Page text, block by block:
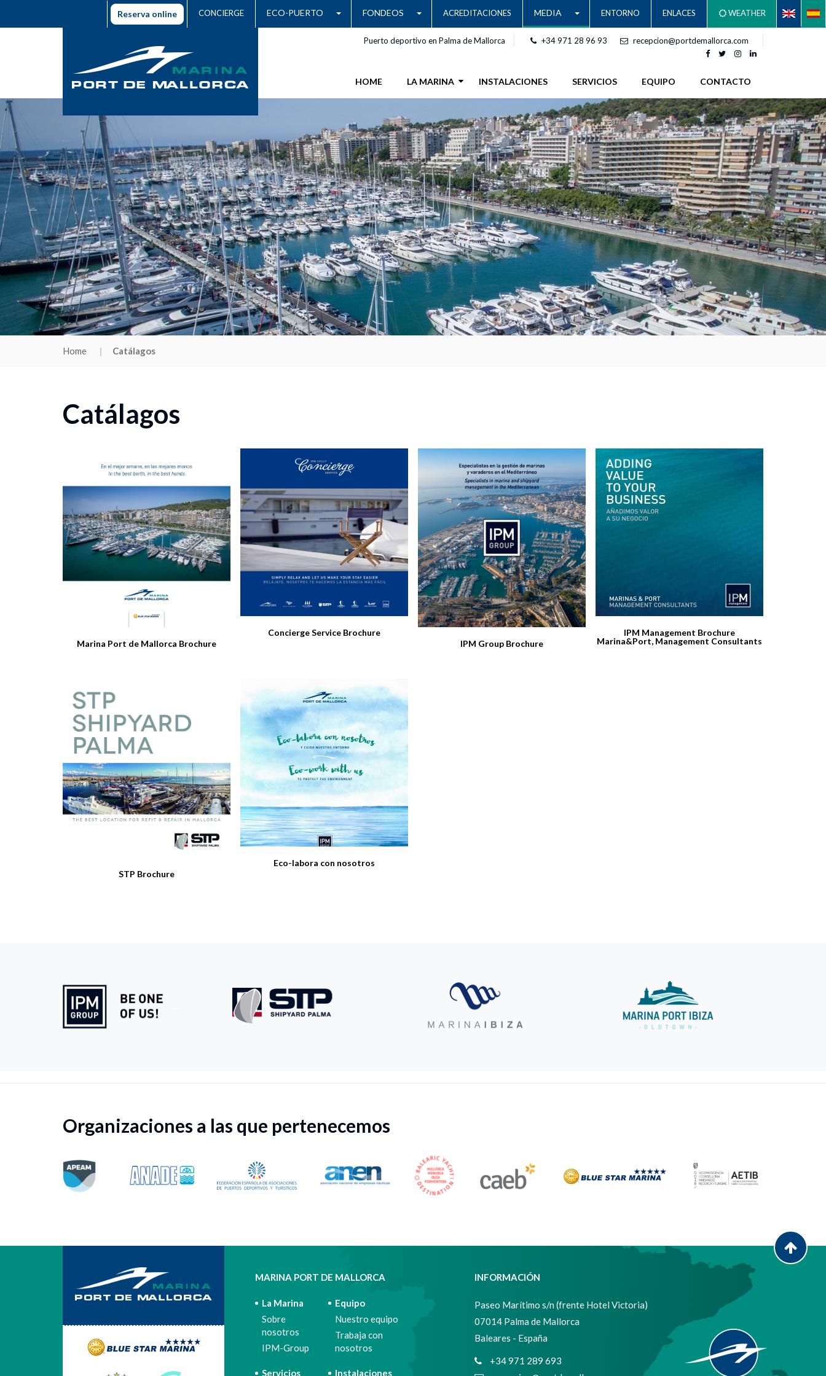
Reserva online CONCIERGE ECO-PUERTO FONDEOS ACREDITACIONES MEDIA ENTORNO ENLACES WEATHER
Puerto deportivo en Palma de Mallorca +34 971 28 96 93 recepcion@portdemallorca.com
HOME LA MARINA INSTALACIONES SERVICIOS EQUIPO CONTACTO
Home Catálagos
Catálagos
Marina Port de Mallorca Brochure
Concierge Service Brochure
IPM Group Brochure
IPM Management Brochure
Marina&Port, Management Consultants
STP Brochure
Eco-labora con nosotros
Organizaciones a las que pertenecemos
MARINA PORT DE MALLORCA
La Marina
Sobre
nosotros
IPM-Group
Servicios
Equipo
Nuestro equipo
Trabaja con
nosotros
Instalaciones
INFORMACIÓN
Paseo Marítimo s/n (frente Hotel Victoria)
07014 Palma de Mallorca
Baleares - España
+34 971 289 693